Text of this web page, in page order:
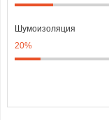
Шумоизоляция
20%